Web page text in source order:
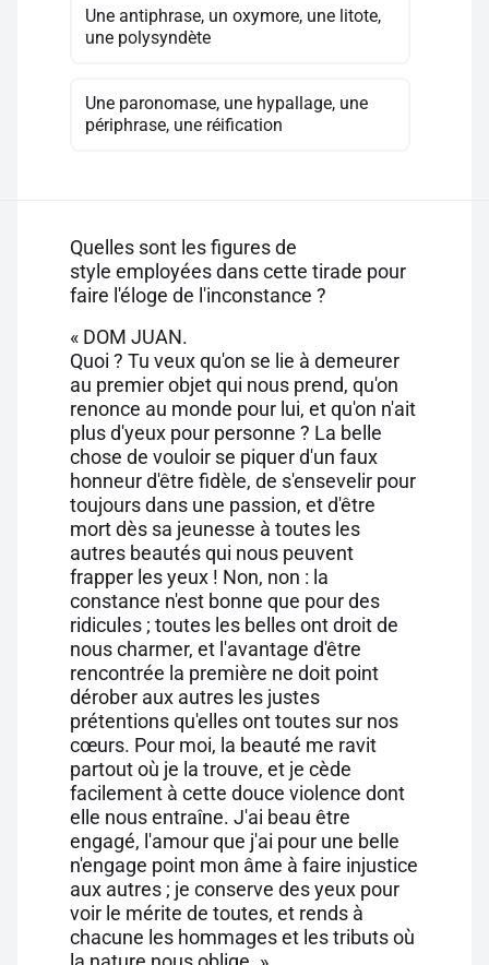
Une antiphrase, un oxymore, une litote,
une polysyndète
Une paronomase, une hypallage, une
périphrase, une réification
Quelles sont les figures de
style employées dans cette tirade pour
faire l'éloge de l'inconstance ?
« DOM JUAN.
Quoi ? Tu veux qu'on se lie à demeurer
au premier objet qui nous prend, qu'on
renonce au monde pour lui, et qu'on n'ait
plus d'yeux pour personne ? La belle
chose de vouloir se piquer d'un faux
honneur d'être fidèle, de s'ensevelir pour
toujours dans une passion, et d'être
mort dès sa jeunesse à toutes les
autres beautés qui nous peuvent
frapper les yeux ! Non, non : la
constance n'est bonne que pour des
ridicules ; toutes les belles ont droit de
nous charmer, et l'avantage d'être
rencontrée la première ne doit point
dérober aux autres les justes
prétentions qu'elles ont toutes sur nos
cœurs. Pour moi, la beauté me ravit
partout où je la trouve, et je cède
facilement à cette douce violence dont
elle nous entraîne. J'ai beau être
engagé, l'amour que j'ai pour une belle
n'engage point mon âme à faire injustice
aux autres ; je conserve des yeux pour
voir le mérite de toutes, et rends à
chacune les hommages et les tributs où